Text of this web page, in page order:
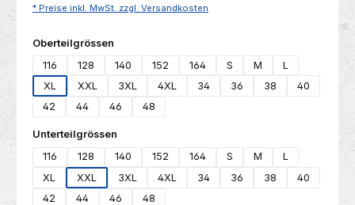
* Preise inkl. MwSt. zzgl. Versandkosten
Oberteilgrössen
116
128 140 152 164 S M
L
XL
XXL 3XL 4XL 34 36 38
40
42
44 46 48
Unterteilgrössen
116
128 140 152 164 S M
L
XL
XXL 3XL 4XL 34 36 38
40
42
44 46 48